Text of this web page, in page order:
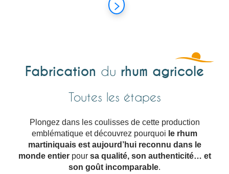
Fabrication du rhum agricole
Toutes les étapes
Plongez dans les coulisses de cette production
emblématique et découvrez pourquoi le rhum
martiniquais est aujourd’hui reconnu dans le
monde entierpour sa qualité, son authenticité… et
son goût incomparable.